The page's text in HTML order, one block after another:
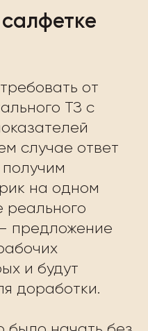
от
ТЗ с
случае ответ
на одном
предложение
и будут
доработки.